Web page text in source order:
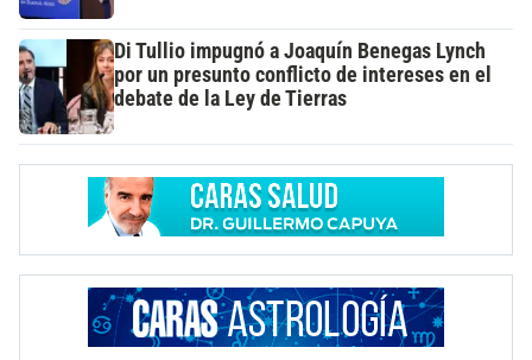
Di Tullio impugnó a Joaquín Benegas Lynch
por un presunto conflicto de intereses en el
debate de la Ley de Tierras